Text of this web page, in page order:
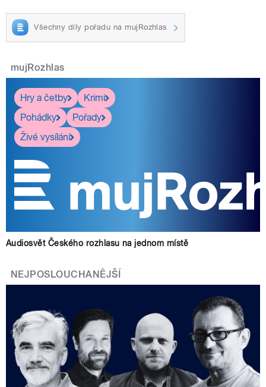
Všechny díly pořadu na mujRozhlas
mujRozhlas
Hry a četby
Krimi
Pohádky
Pořady
Živé vysílání
Audiosvět Českého rozhlasu na jednom místě
NEJPOSLOUCHANĚJŠÍ